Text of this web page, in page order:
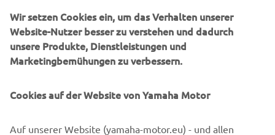
Wir setzen Cookies ein, um das Verhalten unserer
Website-Nutzer besser zu verstehen und dadurch
unsere Produkte, Dienstleistungen und
Marketingbemühungen zu verbessern.
Cookies auf der Website von Yamaha Motor
Auf unserer Website (yamaha-motor.eu) - und allen